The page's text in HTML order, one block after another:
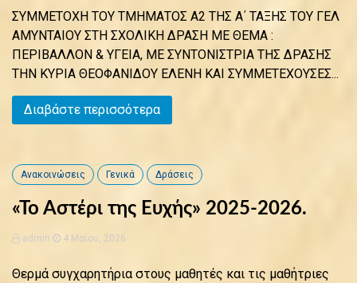
ΣΥΜΜΕΤΟΧΗ ΤΟΥ ΤΜΗΜΑΤΟΣ Α2 ΤΗΣ Α΄ ΤΑΞΗΣ ΤΟΥ ΓΕΛ
ΑΜΥΝΤΑΙΟΥ ΣΤΗ ΣΧΟΛΙΚΗ ΔΡΑΣΗ ΜΕ ΘΕΜΑ :
ΠΕΡΙΒΑΛΛΟΝ & ΥΓΕΙΑ, ΜΕ ΣΥΝΤΟΝΙΣΤΡΙΑ ΤΗΣ ΔΡΑΣΗΣ
ΤΗΝ ΚΥΡΙΑ ΘΕΟΦΑΝΙΔΟΥ ΕΛΕΝΗ ΚΑΙ ΣΥΜΜΕΤΕΧΟΥΣΕΣ...
Διαβάστε περισσότερα
Ανακοινώσεις Γενικά Δράσεις
«Το Αστέρι της Ευχής» 2025-2026.
admin 4 Μαΐου, 2026
Θερμά συγχαρητήρια στους μαθητές και τις μαθήτριες